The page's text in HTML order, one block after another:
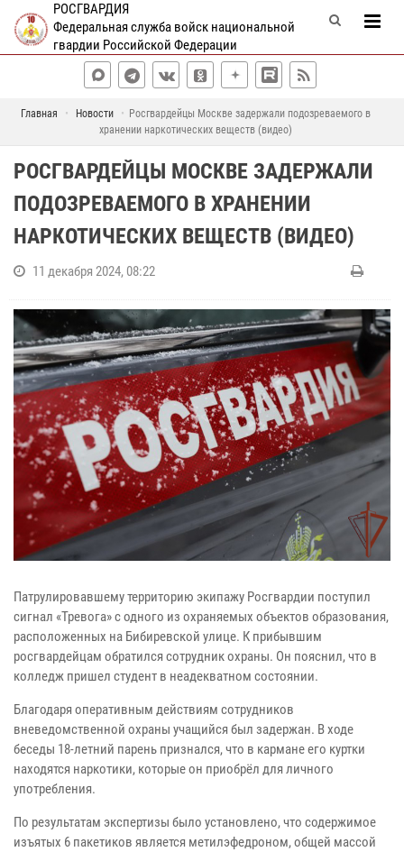
РОСГВАРДИЯ
Федеральная служба войск национальной
гвардии Российской Федерации
Главная Новости
Росгвардейцы Москве задержали подозреваемого в
хранении наркотических веществ (видео)
РОСГВАРДЕЙЦЫ МОСКВЕ ЗАДЕРЖАЛИ
ПОДОЗРЕВАЕМОГО В ХРАНЕНИИ
НАРКОТИЧЕСКИХ ВЕЩЕСТВ (ВИДЕО)
11 декабря 2024, 08:22
Патрулировавшему территорию экипажу Росгвардии поступил
сигнал «Тревога» с одного из охраняемых объектов образования,
расположенных на Бибиревской улице. К прибывшим
росгвардейцам обратился сотрудник охраны. Он пояснил, что в
колледж пришел студент в неадекватном состоянии.
Благодаря оперативным действиям сотрудников
вневедомственной охраны учащийся был задержан. В ходе
беседы 18-летний парень признался, что в кармане его куртки
находятся наркотики, которые он приобрёл для личного
употребления.
По результатам экспертизы было установлено, что содержимое
изъятых 6 пакетиков является метилэфедроном, общей массой